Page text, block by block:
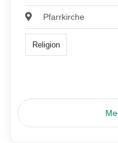
Pfarrkirche
Religion